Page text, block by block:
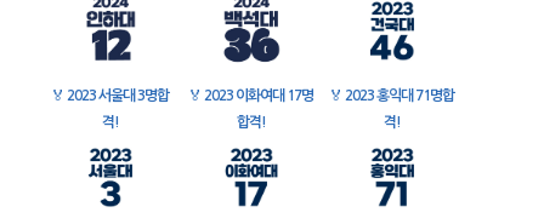
🏅 2023 서울대 3명합
격!
🏅 2023 이화여대 17명
합격!
🏅 2023 홍익대 71명합
격!